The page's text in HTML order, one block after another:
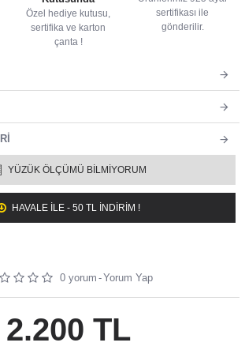
Özel hediye kutusu,
sertifika ve karton
çanta !
sertifikası ile
gönderilir.
YÜZÜK ÖLÇÜMÜ BILMIYORUM
HAVALE ILE - 50 TL İNDİRİM !
0 yorum -Yorum Yap
2.200 TL